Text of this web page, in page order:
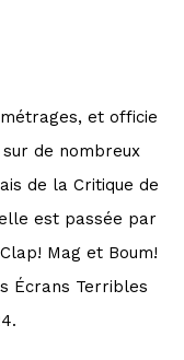
et officie
de nombreux
de la Critique de
est passée par
Mag et Boum!
Écrans Terribles